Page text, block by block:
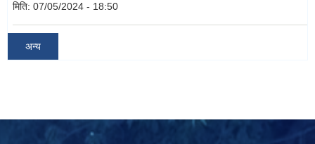
मिति: 07/05/2024 - 18:50
अन्य